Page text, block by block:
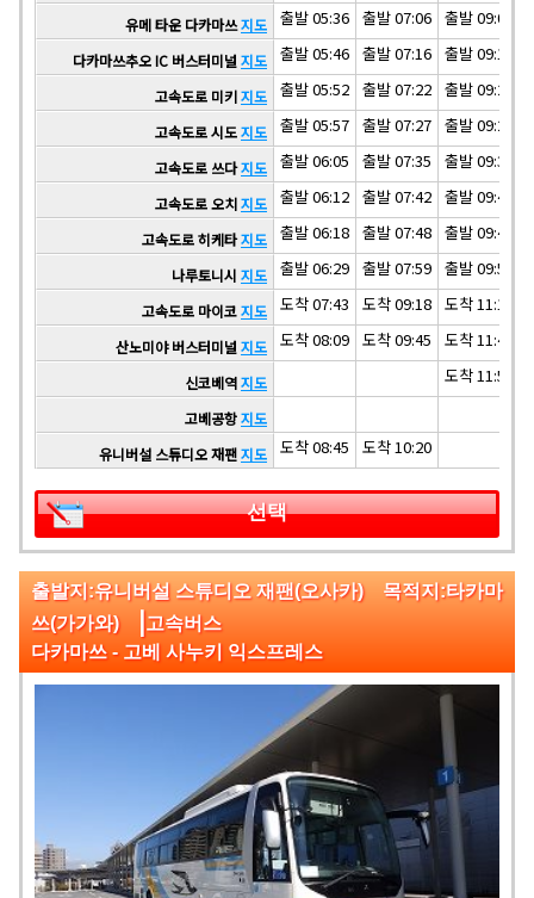
유메 타운 다카마쓰지도 출발 05:36 출발 07:06 출발 09:06
다카마쓰추오 IC 버스터미널 지도 출발 05:46 출발 07:16 출발 09:16
고속도로 미키지도 출발 05:52 출발 07:22 출발 09:22
고속도로 시도지도 출발 05:57 출발 07:27 출발 09:27
고속도로 쓰다지도 출발 06:05 출발 07:35 출발 09:35
고속도로 오치지도 출발 06:12 출발 07:42 출발 09:42
고속도로 히케타지도 출발 06:18 출발 07:48 출발 09:48
나루토니시 지도 출발 06:29 출발 07:59 출발 09:59
고속도로 마이코지도 도착 07:43 도착 09:18 도착 11:18
산노미야 버스터미널 지도 도착 08:09 도착 09:45 도착 11:45
신코베역지도 도착 11:55
고베공항지도
유니버설 스튜디오 재팬지도 도착 08:45 도착 10:20
선택
출발지:유니버설 스튜디오 재팬(오사카) 목적지:타카마
쓰(가가와) |고속버스
다카마쓰 - 고베 사누키 익스프레스